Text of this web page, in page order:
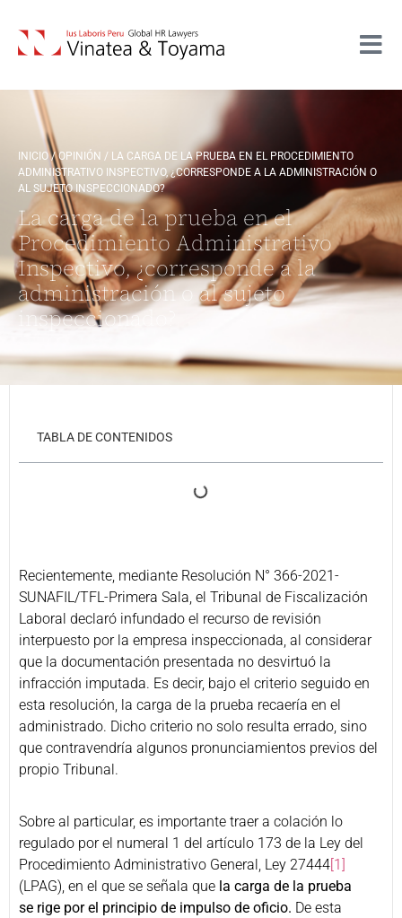
INICIO/OPINIÓN / LA CARGA DE LA PRUEBA EN EL PROCEDIMIENTO
ADMINISTRATIVO INSPECTIVO, ¿CORRESPONDE A LA ADMINISTRACIÓN O
AL SUJETO INSPECCIONADO?
La carga de la prueba en el
Procedimiento Administrativo
Inspectivo, ¿corresponde a la
administración o al sujeto
inspeccionado?
TABLA DE CONTENIDOS
Recientemente, mediante Resolución N° 366-2021-
SUNAFIL/TFL-Primera Sala, el Tribunal de Fiscalización
Laboral declaró infundado el recurso de revisión
interpuesto por la empresa inspeccionada, al considerar
que la documentación presentada no desvirtuó la
infracción imputada. Es decir, bajo el criterio seguido en
esta resolución, la carga de la prueba recaería en el
administrado. Dicho criterio no solo resulta errado, sino
que contravendría algunos pronunciamientos previos del
propio Tribunal.
Sobre al particular, es importante traer a colación lo
regulado por el numeral 1 del artículo 173 de la Ley del
Procedimiento Administrativo General, Ley 27444 [1]
(LPAG), en el que se señala que a carga de la prueba
se rige por el principio de impulso de oficio. De esta